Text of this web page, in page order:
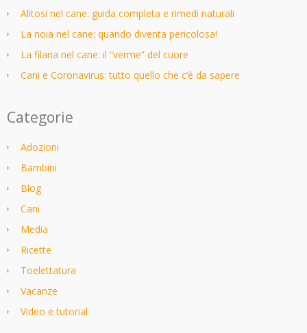
Alitosi nel cane: guida completa e rimedi naturali
La noia nel cane: quando diventa pericolosa!
La filaria nel cane: il “verme” del cuore
Cani e Coronavirus: tutto quello che c’è da sapere
Categorie
Adozioni
Bambini
Blog
Cani
Media
Ricette
Toelettatura
Vacanze
Video e tutorial